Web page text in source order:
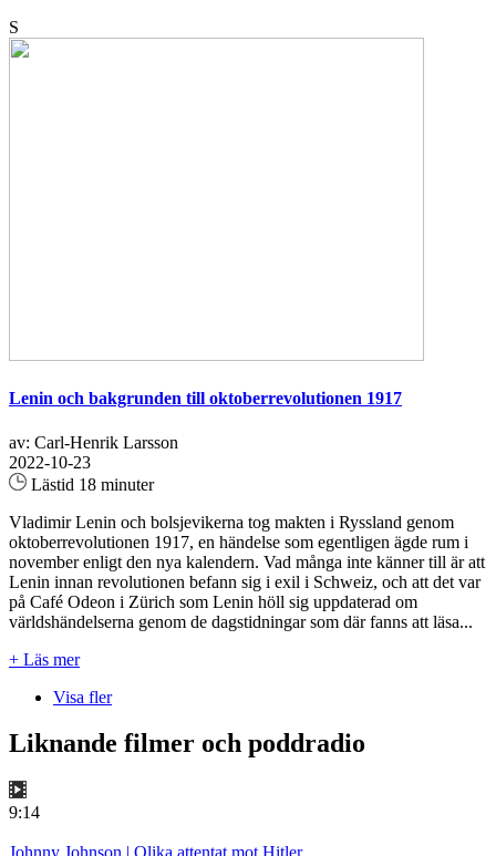
S
Lenin och bakgrunden till oktoberrevolutionen 1917
av: Carl-Henrik Larsson
2022-10-23
Lästid 18 minuter
Vladimir Lenin och bolsjevikerna tog makten i Ryssland genom
oktoberrevolutionen 1917, en händelse som egentligen ägde rum i
november enligt den nya kalendern. Vad många inte känner till är att
Lenin innan revolutionen befann sig i exil i Schweiz, och att det var
på Café Odeon i Zürich som Lenin höll sig uppdaterad om
världshändelserna genom de dagstidningar som där fanns att läsa...
+ Läs mer
Visa fler
Liknande filmer och poddradio
9:14